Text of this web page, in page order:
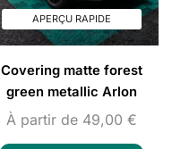
APERÇU RAPIDE
Covering matte forest
green metallic Arlon
À partir de 49,00 €